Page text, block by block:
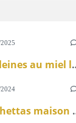
Madeleines
Bruschettas